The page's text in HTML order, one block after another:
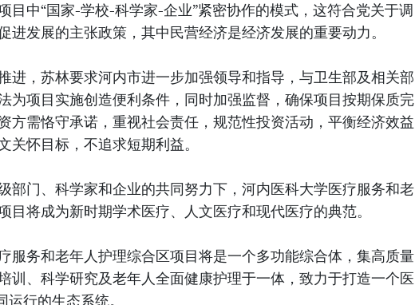
目中“国家-学校-科学家-企业”紧密协作的模式，这符合党关于调
进发展的主张政策，其中民营经济是经济发展的重要动力。
进，苏林要求河内市进一步加强领导和指导，与卫生部及相关部
为项目实施创造便利条件，同时加强监督，确保项目按期保质完
方需恪守承诺，重视社会责任，规范性投资活动，平衡经济效益
关怀目标，不追求短期利益。
部门、科学家和企业的共同努力下，河内医科大学医疗服务和老
目将成为新时期学术医疗、人文医疗和现代医疗的典范。
服务和老年人护理综合区项目将是一个多功能综合体，集高质量
训、科学研究及老年人全面健康护理于一体，致力于打造一个医
行的生态系统。